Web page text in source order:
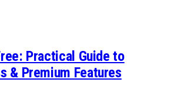
Practical Guide to
& Premium Features